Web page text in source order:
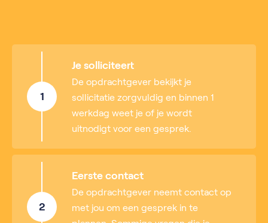
1
Je solliciteert
De opdrachtgever bekijkt je
sollicitatie zorgvuldig en binnen 1
werkdag weet je of je wordt
uitnodigt voor een gesprek.
2
Eerste contact
De opdrachtgever neemt contact op
met jou om een gesprek in te